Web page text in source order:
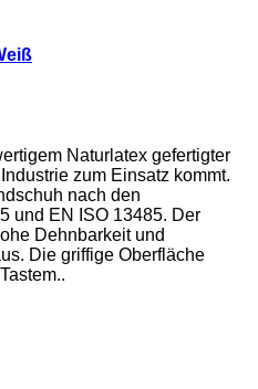
Naturlatex gefertigter
zum Einsatz kommt.
nach den
und EN ISO 13485. Der
Dehnbarkeit und
Die griffige Oberfläche